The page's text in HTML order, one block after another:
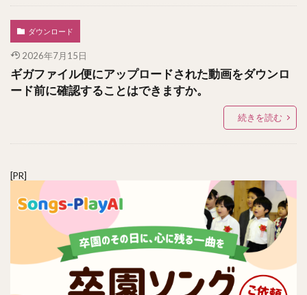
ダウンロード
2026年7月15日
ギガファイル便にアップロードされた動画をダウンロ
ード前に確認することはできますか。
続きを読む
[PR]